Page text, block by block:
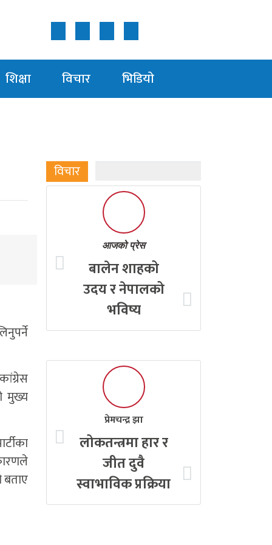
शिक्षा विचार भिडियाे
मुख्य
बताए
विचार
आजको प्रेस
बालेन शाहको
उदय र नेपालको
भविष्य
प्रेमचन्द्र झा
लोकतन्त्रमा हार र
जीत दुवै
स्वाभाविक प्रक्रिया